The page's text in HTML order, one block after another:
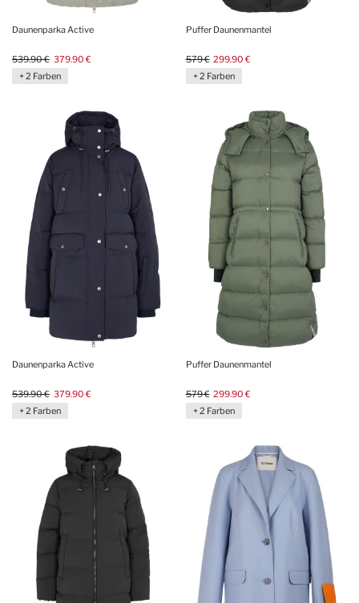
Daunenparka Active
539.90 € 379.90 €
+ 2 Farben
Puffer Daunenmantel
579 € 299.90 €
+ 2 Farben
Daunenparka Active
539.90 € 379.90 €
+ 2 Farben
Puffer Daunenmantel
579 € 299.90 €
+ 2 Farben